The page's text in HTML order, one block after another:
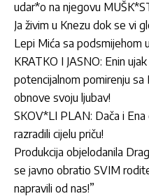
udar*o na njegovu
Ja živim u Knezu dok se vi
Lepi Mića sa podsmijehom
KRATKO I JASNO: Enin
potencijalnom pomirenju sa
obnove svoju ljubav!
SKOV*LI PLAN: Dača i
razradili cijelu priču!
Produkcija objelodanila
se javno obratio SVIM
napravili od nas!”